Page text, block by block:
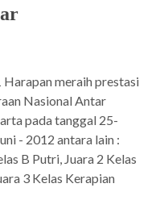
meraih prestasi
Nasional Antar
pada tanggal 25-
- 2012 antara lain :
B Putri, Juara 2 Kelas
3 Kelas Kerapian